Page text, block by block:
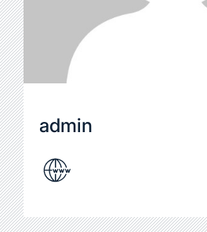
admin